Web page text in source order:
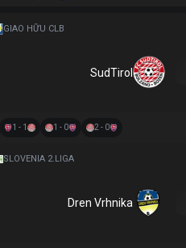
GIAO HỮU CLB
SudTirol
1 - 1 1 - 0 2 - 0
SLOVENIA 2.LIGA
Dren Vrhnika